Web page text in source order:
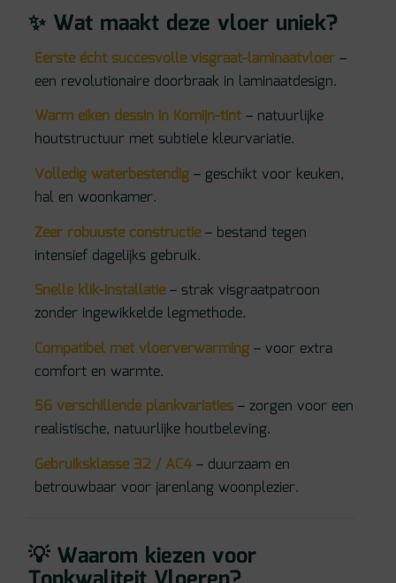
✨ Wat maakt deze vloer uniek?
Eerste écht succesvolle visgraat-laminaatvloer –
een revolutionaire doorbraak in laminaatdesign.
Warm eiken dessin in Komijn-tint – natuurlijke
houtstructuur met subtiele kleurvariatie.
Volledig waterbestendig – geschikt voor keuken,
hal en woonkamer.
Zeer robuuste constructie– bestand tegen
intensief dagelijks gebruik.
Snelle klik-installatie– strak visgraatpatroon
zonder ingewikkelde legmethode.
Compatibel met vloerverwarming – voor extra
comfort en warmte.
56 verschillende plankvariaties – zorgen voor een
realistische, natuurlijke houtbeleving.
Gebruiksklasse 32 / AC4 – duurzaam en
betrouwbaar voor jarenlang woonplezier.
💡 Waarom kiezen voor